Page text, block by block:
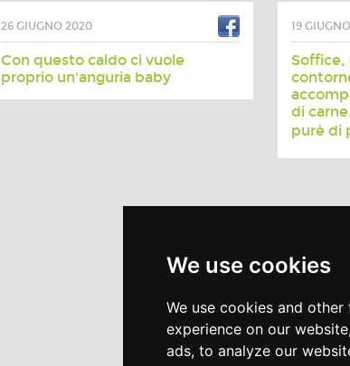
We use cookies
We use cookies and
experience on our
ads, to analyze our
26 GIUGNO 2020
Con questo caldo ci vuole
proprio un'anguria baby
19
Soffice,
di
purè di